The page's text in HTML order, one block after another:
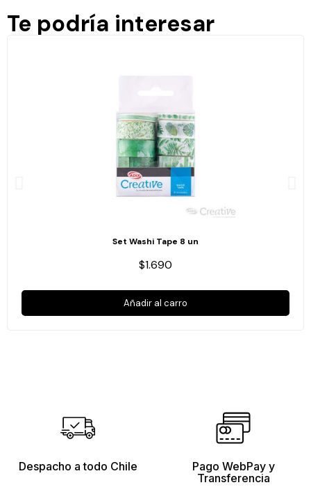
Te podría interesar
Set Washi Tape 8 un
$1.690
Añadir al carro
Despacho a todo Chile
Pago WebPay y
Transferencia